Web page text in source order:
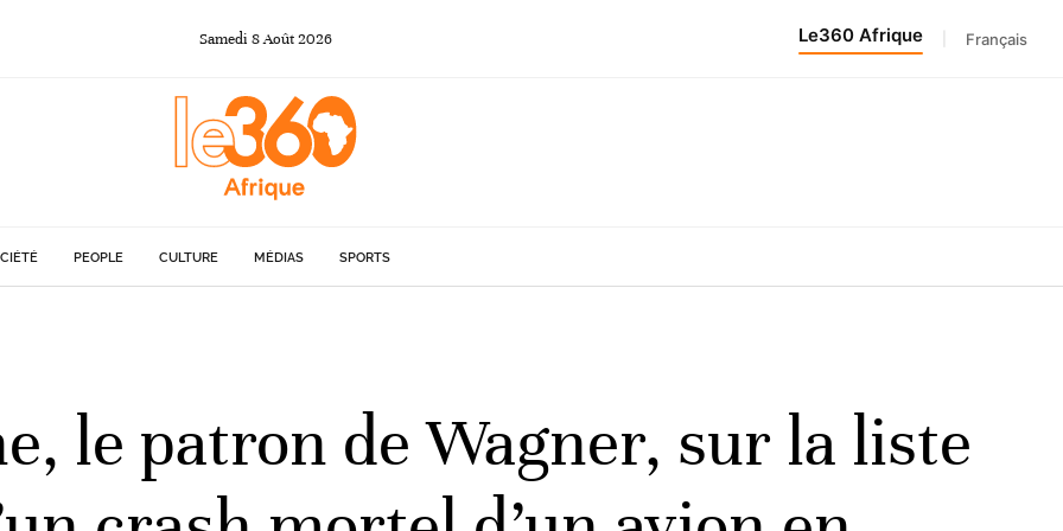
Samedi 8Août2026 Le360 Afrique Français
PEOPLE CULTURE MÉDIAS SPORTS
le patron de Wagner, sur la liste